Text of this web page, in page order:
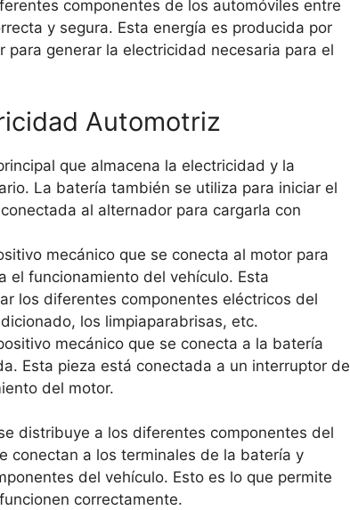
componentes de los automóviles entre
y segura. Esta energía es producida por
generar la electricidad necesaria para el
Automotriz
que almacena la electricidad y la
La batería también se utiliza para iniciar el
al alternador para cargarla con
mecánico que se conecta al motor para
el funcionamiento del vehículo. Esta
los diferentes componentes eléctricos del
los limpiaparabrisas, etc.
mecánico que se conecta a la batería
Esta pieza está conectada a un interruptor de
del motor.
distribuye a los diferentes componentes del
conectan a los terminales de la batería y
del vehículo. Esto es lo que permite
correctamente.